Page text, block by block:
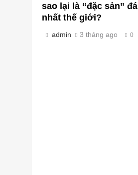
sao lại là “đặc sản”
nhất thế giới?
admin 3 tháng ago 0